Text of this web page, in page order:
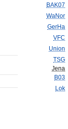
BAK07
WaNor
GerHa
VFC
Union
TSG
Jena
B03
Lok